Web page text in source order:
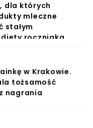
dla których
mleczne
stałym
roczniaka
w Krakowie.
tożsamość
nagrania